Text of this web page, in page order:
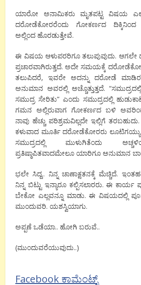
ಯಾರೋ ಅನಾಮಿಕರು ಮೃತಪಟ್ಟ ವಿಷಯ
ದರೋಡೆಕೋರರೆಂದು ಗೋಕರ್ಣದ ದಿಕ್ಕಿನಿಂದ
ಅಲ್ಲಿಂದ ಹೊರಡುತ್ತೇವೆ.
ಈ ವಿಷಯ ಆಳುಪರರಿಗೂ ತಲುಪುವುದು. ಆಗಲೇ
ಪ್ರಚಾರವಾಗಿರುತ್ತದೆ. ಅದೇ ಸಮಯಕ್ಕೆ
ತಲುಪಿದರೆ, ಇವರೇ ಅದನ್ನು ದರೋಡೆ
ಅನುಮಾನ ಅವರಲ್ಲಿ ಅಚ್ಚೊತ್ತುತ್ತದೆ.
ಸಮುದ್ರ ಸೇರಿತು” ಎಂದು ಸಮುದ್ರದಲ್ಲಿ
ಗಮನ ಅಲ್ಲಿರುವಾಗ ಗೋಕರ್ಣದ ಬಳಿ
ನಾವು ಹೆಚ್ಚು ಪರಿಶ್ರಮವಿಲ್ಲದೇ ಇಲ್ಲಿಗೆ
ಕಳುವಾದ ಮೂರ್ತಿ ದರೋಡೆಕೋರರು
ಸಮುದ್ರದಲ್ಲಿ ಮುಳುಗಿತೆಂದು
ಪ್ರತಿಷ್ಠಾಪಿತವಾದಮೇಲೂ ಯಾರಿಗೂ ಅನುಮಾನ
ಭಲೇ ಸಿದ್ದ.. ನಿನ್ನ ಚಾಣಾಕ್ಷತನಕ್ಕೆ ಮೆಚ್ಚಿದೆ.
ನಿನ್ನ ಬಿಟ್ಟು ಇನ್ಯಾರೂ ಕಲ್ಪಿಸಲಾರರು. ಈ
ಬೇಕೋ ಎಲ್ಲವನ್ನೂ ಮಾಡು. ಈ ವಿಷಯದಲ್ಲಿ
ಮುಂದುವರಿ. ಯಶಸ್ವಿಯಾಗು.
ಅಪ್ಪಣೆ ಒಡೆಯಾ.. ಹೋಗಿ ಬರುವೆ..
(ಮುಂದುವರೆಯುವುದು..)
Facebook ಕಾಮೆಂಟ್ಸ್